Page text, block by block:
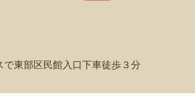
東部区民館入口下車徒歩３分